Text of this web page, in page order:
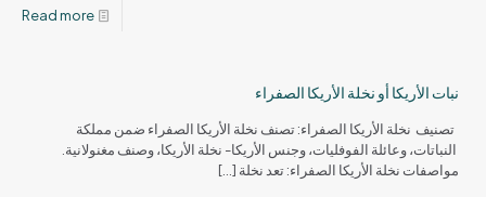
Read more
نبات الأريكا أو نخلة الأريكا الصفراء
تصنيف نخلة الأريكا الصفراء: تصنف نخلة الأريكا الصفراء ضمن مملكة
النباتات، وعائلة الفوفليات، وجنس الأريكا- نخلة الأريكا، وصنف مغنولانية.
مواصفات نخلة الأريكا الصفراء: تعد نخلة […]